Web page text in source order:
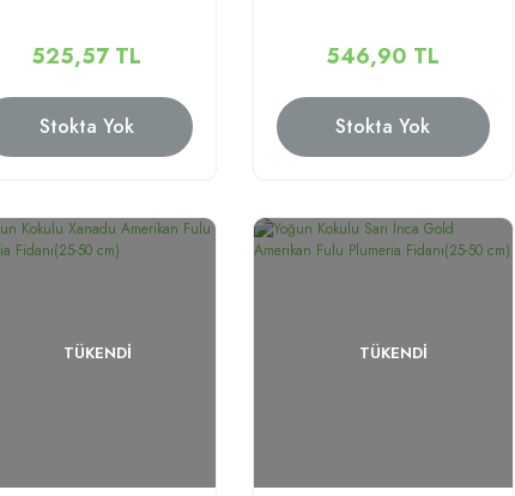
525,57 TL
Stokta Yok
546,90 TL
Stokta Yok
TÜKENDI TÜKENDI